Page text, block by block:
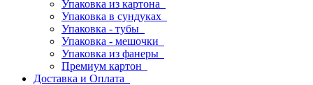
Упаковка из картона
Упаковка в сундуках
Упаковка - тубы
Упаковка - мешочки
Упаковка из фанеры
Премиум картон
Доставка и Оплата